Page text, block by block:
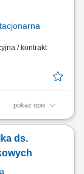
przy
/ kontrakt
pokaż opis
oraz
stacjonarnie.
ds.